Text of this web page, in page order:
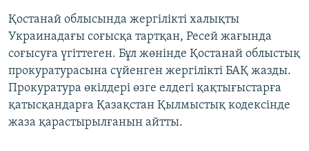
Қостанай облысында жергілікті халықты
Украинадағы соғысқа тартқан, Ресей жағында
соғысуға үгіттеген. Бұл жөнінде Қостанай облыстық
прокуратурасына сүйенген жергілікті БАҚ жазды.
Прокуратура өкілдері өзге елдегі қақтығыстарға
қатысқандарға Қазақстан Қылмыстық кодексінде
жаза қарастырылғанын айтты.